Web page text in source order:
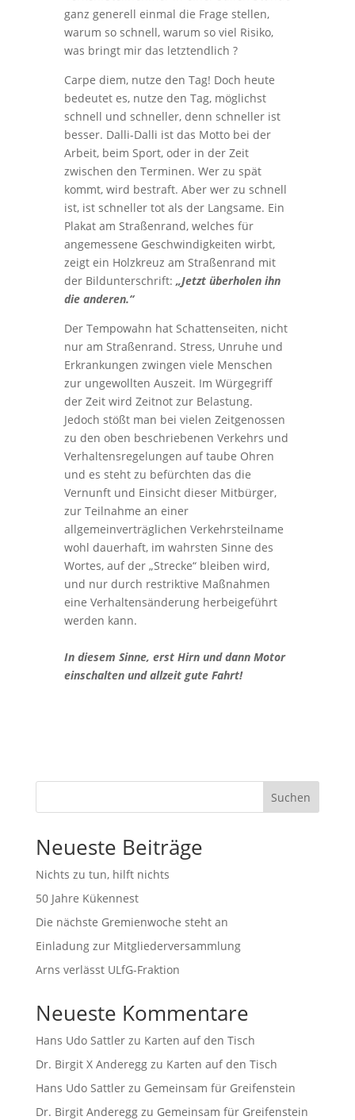
ganz generell einmal die Frage stellen,
warum so schnell, warum so viel Risiko,
was bringt mir das letztendlich ?
Carpe diem, nutze den Tag! Doch heute
bedeutet es, nutze den Tag, möglichst
schnell und schneller, denn schneller ist
besser. Dalli-Dalli ist das Motto bei der
Arbeit, beim Sport, oder in der Zeit
zwischen den Terminen. Wer zu spät
kommt, wird bestraft. Aber wer zu schnell
ist, ist schneller tot als der Langsame. Ein
Plakat am Straßenrand, welches für
angemessene Geschwindigkeiten wirbt,
zeigt ein Holzkreuz am Straßenrand mit
der Bildunterschrift: „Jetzt überholen ihn
die anderen.“
Der Tempowahn hat Schattenseiten, nicht
nur am Straßenrand. Stress, Unruhe und
Erkrankungen zwingen viele Menschen
zur ungewollten Auszeit. Im Würgegriff
der Zeit wird Zeitnot zur Belastung.
Jedoch stößt man bei vielen Zeitgenossen
zu den oben beschriebenen Verkehrs und
Verhaltensregelungen auf taube Ohren
und es steht zu befürchten das die
Vernunft und Einsicht dieser Mitbürger,
zur Teilnahme an einer
allgemeinverträglichen Verkehrsteilname
wohl dauerhaft, im wahrsten Sinne des
Wortes, auf der „Strecke“ bleiben wird,
und nur durch restriktive Maßnahmen
eine Verhaltensänderung herbeigeführt
werden kann.
In diesem Sinne, erst Hirn und dann Motor
einschalten und allzeit gute Fahrt!
Suchen
Neueste Beiträge
Nichts zu tun, hilft nichts
50 Jahre Kükennest
Die nächste Gremienwoche steht an
Einladung zur Mitgliederversammlung
Arns verlässt ULfG-Fraktion
Neueste Kommentare
Hans Udo Sattlerzu Karten auf den Tisch
Dr. Birgit X Andereggzu Karten auf den Tisch
Hans Udo Sattlerzu Gemeinsam für Greifenstein
Dr. Birgit Andereggzu Gemeinsam für Greifenstein